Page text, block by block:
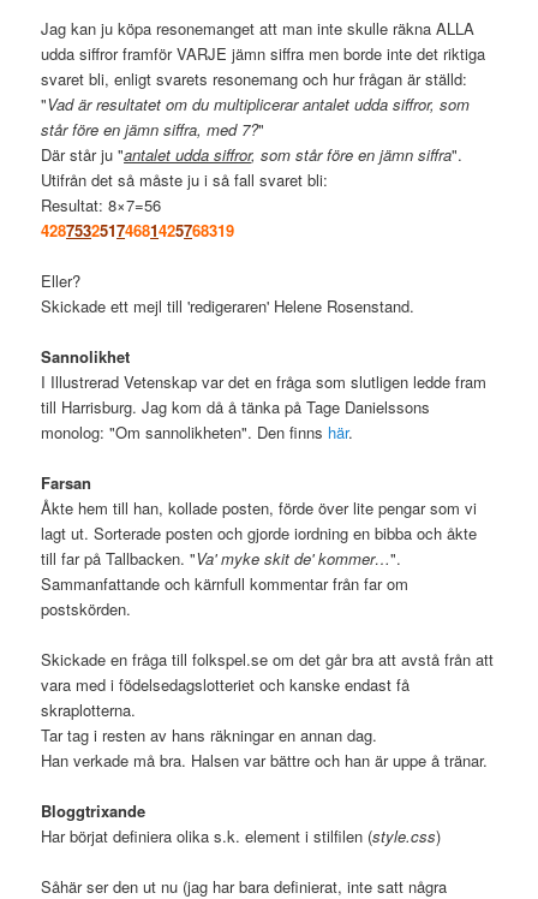
Jag kan ju köpa resonemanget att man inte skulle räkna ALLA
udda siffror framför VARJE jämn siffra men borde inte det riktiga
svaret bli, enligt svarets resonemang och hur frågan är ställd:
"Vad är resultatet om du multiplicerar antalet udda siffror, som
står före en jämn siffra, med 7?"
Där står ju "antalet udda siffror, som står före en jämn siffra".
Utifrån det så måste ju i så fall svaret bli:
Resultat: 8×7=56
42875325174681425768319
Eller?
Skickade ett mejl till 'redigeraren' Helene Rosenstand.
Sannolikhet
I Illustrerad Vetenskap var det en fråga som slutligen ledde fram
till Harrisburg. Jag kom då å tänka på Tage Danielssons
monolog: "Om sannolikheten". Den finns här.
Farsan
Åkte hem till han, kollade posten, förde över lite pengar som vi
lagt ut. Sorterade posten och gjorde iordning en bibba och åkte
till far på Tallbacken. "Va' myke skit de' kommer…".
Sammanfattande och kärnfull kommentar från far om
postskörden.
Skickade en fråga till folkspel.se om det går bra att avstå från att
vara med i födelsedagslotteriet och kanske endast få
skraplotterna.
Tar tag i resten av hans räkningar en annan dag.
Han verkade må bra. Halsen var bättre och han är uppe å tränar.
Bloggtrixande
Har börjat definiera olika s.k. element i stilfilen (style.css)
Såhär ser den ut nu (jag har bara definierat, inte satt några